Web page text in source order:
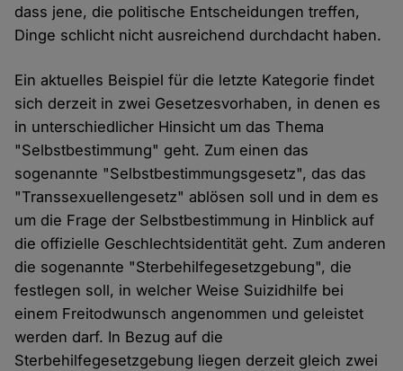
dass jene, die politische Entscheidungen treffen,
Dinge schlicht nicht ausreichend durchdacht haben.
Ein aktuelles Beispiel für die letzte Kategorie findet
sich derzeit in zwei Gesetzesvorhaben, in denen es
in unterschiedlicher Hinsicht um das Thema
"Selbstbestimmung" geht. Zum einen das
sogenannte "Selbstbestimmungsgesetz", das das
"Transsexuellengesetz" ablösen soll und in dem es
um die Frage der Selbstbestimmung in Hinblick auf
die offizielle Geschlechtsidentität geht. Zum anderen
die sogenannte "Sterbehilfegesetzgebung", die
festlegen soll, in welcher Weise Suizidhilfe bei
einem Freitodwunsch angenommen und geleistet
werden darf. In Bezug auf die
Sterbehilfegesetzgebung liegen derzeit gleich zwei